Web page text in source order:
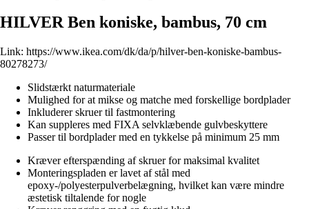
HILVER Ben koniske, bambus, 70 cm
Link: https://www.ikea.com/dk/da/p/hilver-ben-koniske-bambus-
80278273/
Slidstærkt naturmateriale
Mulighed for at mikse og matche med forskellige bordplader
Inkluderer skruer til fastmontering
Kan suppleres med FIXA selvklæbende gulvbeskyttere
Passer til bordplader med en tykkelse på minimum 25 mm
Kræver efterspænding af skruer for maksimal kvalitet
Monteringspladen er lavet af stål med
epoxy-/polyesterpulverbelægning, hvilket kan være mindre
æstetisk tiltalende for nogle